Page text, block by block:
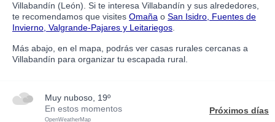
Villabandín (León). Si te interesa Villabandín y sus alrededores,
te recomendamos que visites Omaña o San Isidro, Fuentes de
Invierno, Valgrande-Pajares y Leitariegos
Más abajo, en el mapa, podrás ver casas rurales cercanas a
Villabandín para organizar tu escapada rural.
muy nuboso, 19º
En estos momentos
OpenWeatherMap
Próximos días